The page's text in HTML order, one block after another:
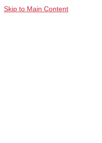
Skip to Main Content